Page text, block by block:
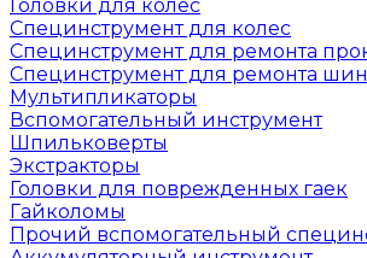
Головки для колес
Специнструмент для колес
Специнструмент для ремонта
Специнструмент для ремонта
Мультипликаторы
Вспомогательный инструмент
Шпильковерты
Экстракторы
Головки для поврежденных гаек
Гайколомы
Прочий вспомогательный